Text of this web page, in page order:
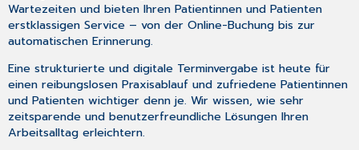
zum
vereinbarten
Termin
in
Ihrer
Praxis
Wartezeiten und bieten Ihren Patientinnen und Patienten
erstklassigen Service – von der Online-Buchung bis zur
automatischen Erinnerung.
Eine strukturierte und digitale Terminvergabe ist heute für
einen reibungslosen Praxisablauf und zufriedene Patientinnen
und Patienten wichtiger denn je. Wir wissen, wie sehr
zeitsparende und benutzerfreundliche Lösungen Ihren
Arbeitsalltag erleichtern.